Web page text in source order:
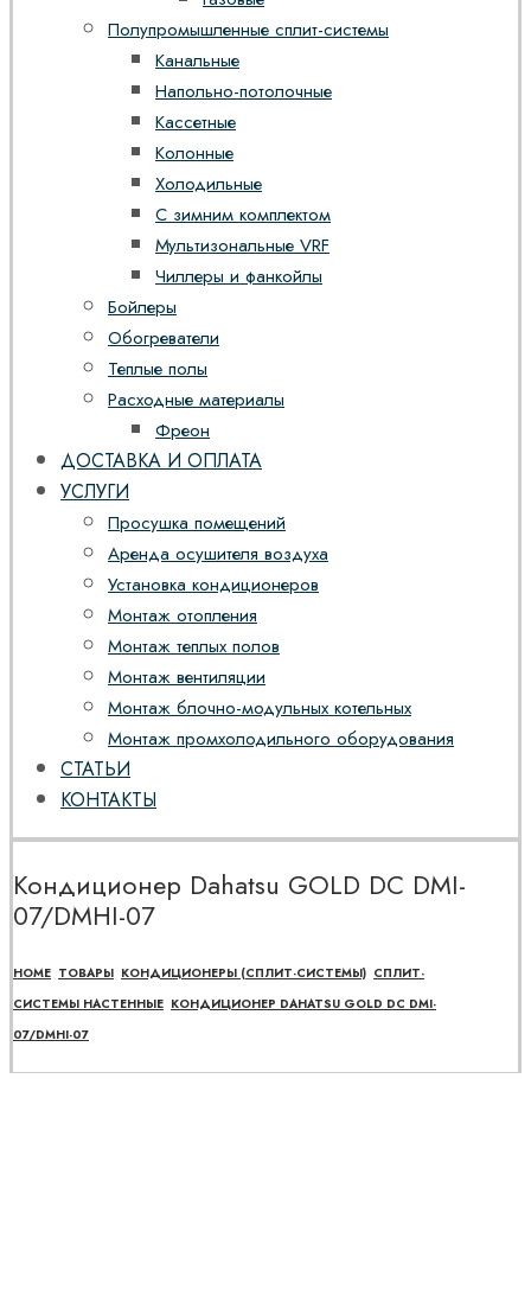
Полупромышленные сплит-системы
Канальные
Напольно-потолочные
Кассетные
Колонные
Холодильные
С зимним комплектом
Мультизональные VRF
Чиллеры и фанкойлы
Бойлеры
Обогреватели
Теплые полы
Расходные материалы
Фреон
ДОСТАВКА И ОПЛАТА
УСЛУГИ
Просушка помещений
Аренда осушителя воздуха
Установка кондиционеров
Монтаж отопления
Монтаж теплых полов
Монтаж вентиляции
Монтаж блочно-модульных котельных
Монтаж промхолодильного оборудования
СТАТЬИ
КОНТАКТЫ
Кондиционер Dahatsu GOLD DC DMI-
07/DMHI-07
HOME ТОВАРЫ КОНДИЦИОНЕРЫ (СПЛИТ-СИСТЕМЫ) СПЛИТ-
СИСТЕМЫ НАСТЕННЫЕ КОНДИЦИОНЕР DAHATSU GOLD DC DMI-
07/DMHI-07